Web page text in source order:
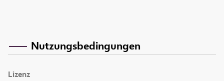
Nutzungsbedingungen
Lizenz